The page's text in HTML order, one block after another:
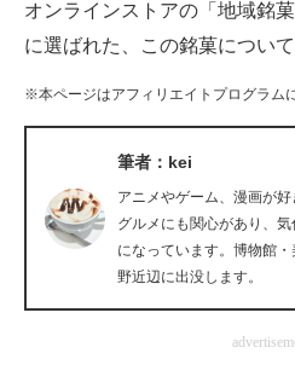
進化するPCとデバイスの未来
好きが集まる 比べて選べる
AI活用のいまが分かる
企業ITのトレンドを詳説
マーケ×ITの今がよく分かる
オンラインストアの「地域銘
に選ばれた、この銘菓につい
※本ページはアフィリエイトプログラム
筆者：kei
アニメやゲーム、漫画が
グルメにも関心があり、
になっています。博物館
野近辺に出没します。